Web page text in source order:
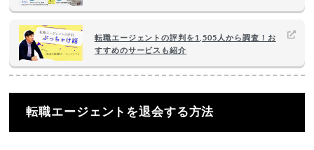
転職エージェントの評判を1,505人から調査！お
すすめのサービスも紹介
転職エージェントを退会する方法